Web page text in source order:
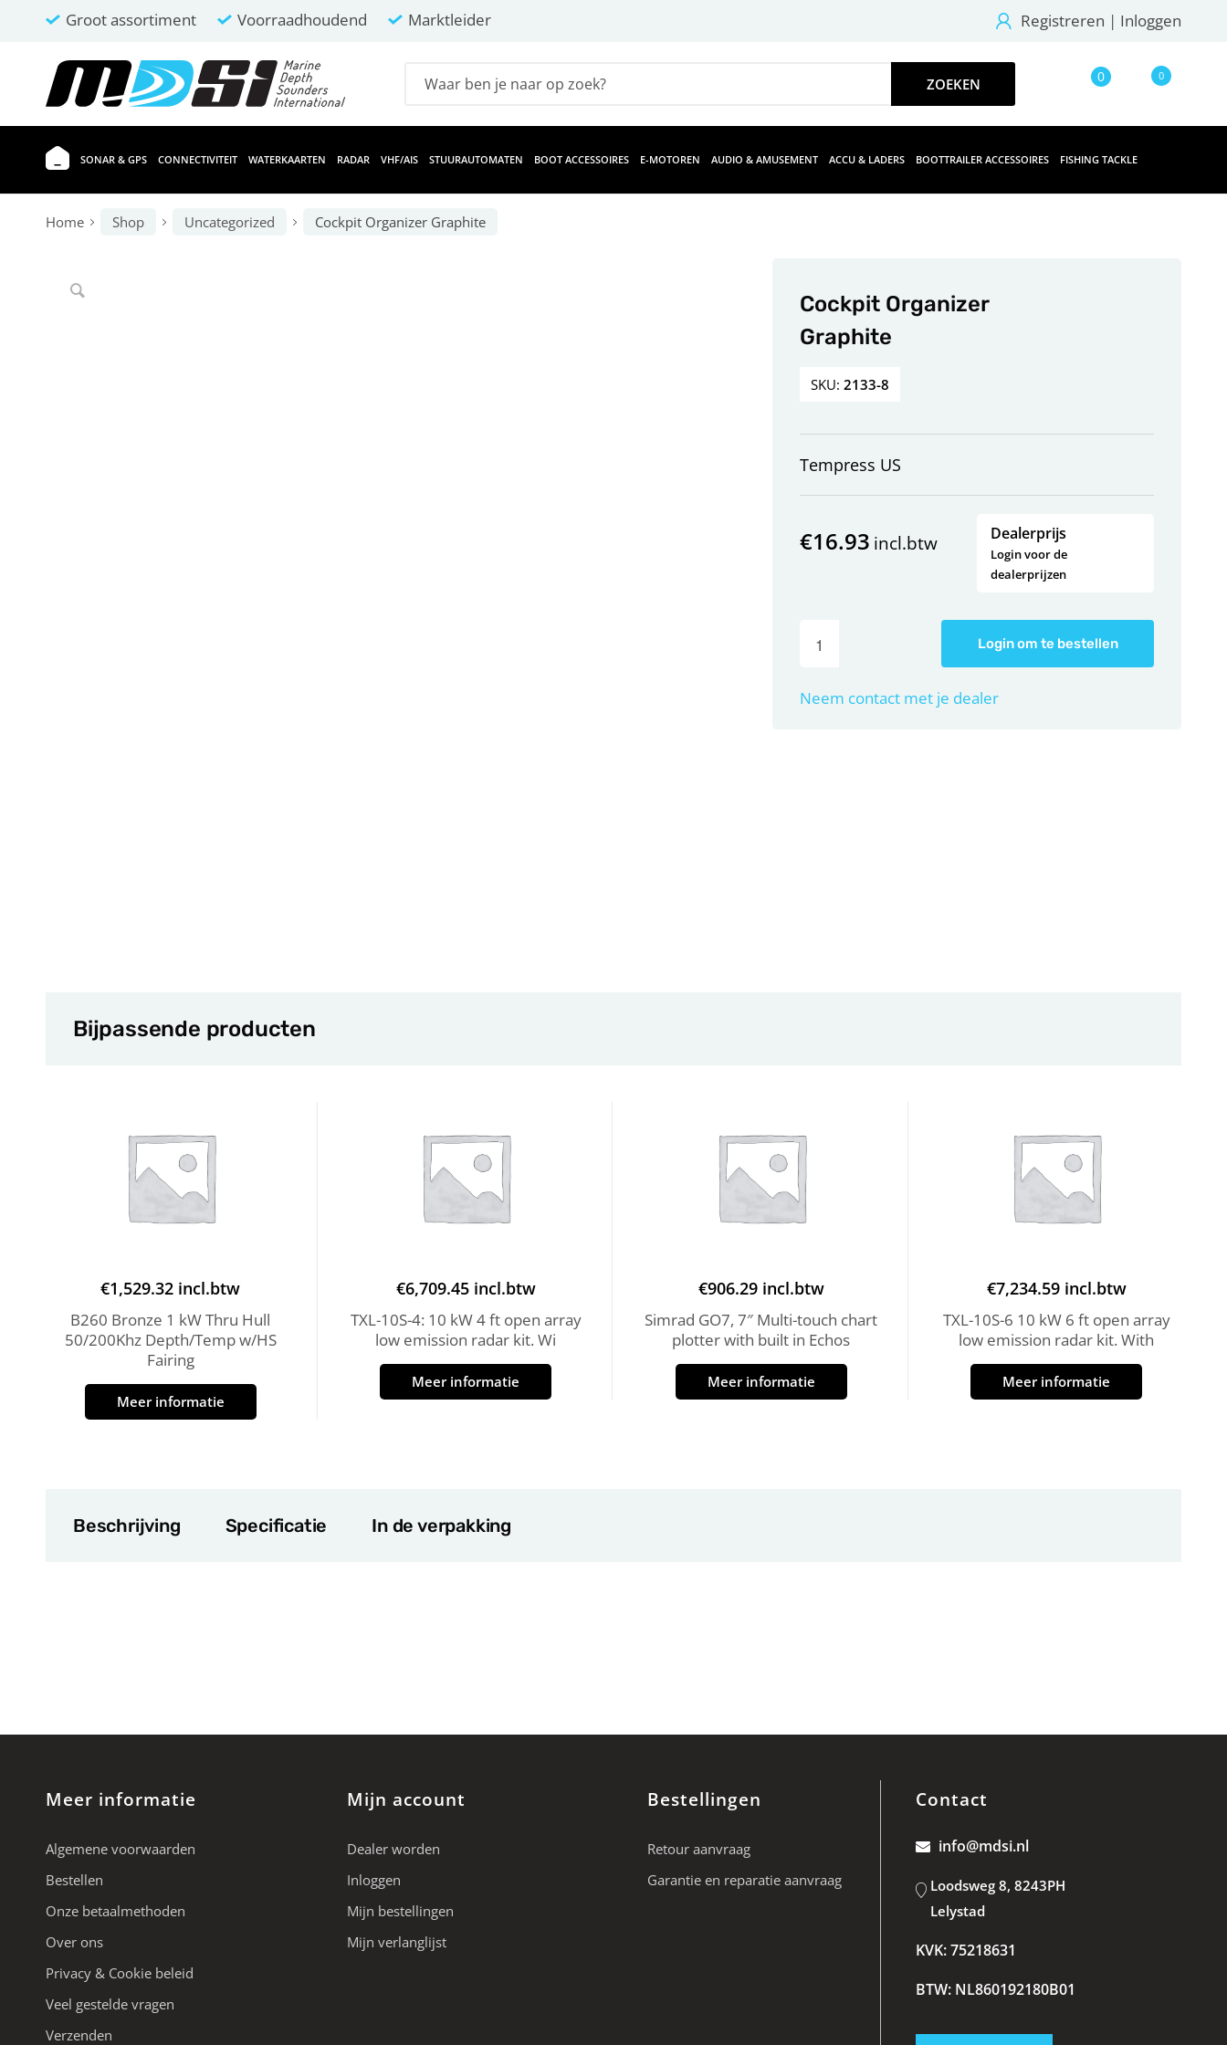
Groot assortiment Voorraadhoudend Marktleider Registreren | Inloggen
0 0
SONAR & GPS CONNECTIVITEIT WATERKAARTEN RADAR VHF/AIS STUURAUTOMATEN BOOT ACCESSOIRES E-MOTOREN AUDIO & AMUSEMENT ACCU & LADERS BOOTTRAILER ACCESSOIRES FISHING TACKLE
Home Shop Uncategorized Cockpit Organizer Graphite
Cockpit Organizer
Graphite
SKU:2133-8
Tempress US
€16.93 incl.btw Dealerprijs
Login voor de
dealerprijzen
Login om te bestellen
Neem contact met je dealer
Bijpassende producten
€1,529.32 incl.btw
B260 Bronze 1 kW Thru Hull
50/200Khz Depth/Temp w/HS
Fairing
Meer informatie
€6,709.45 incl.btw
TXL-10S-4: 10 kW 4 ft open array
low emission radar kit. Wi
Meer informatie
€906.29 incl.btw
Simrad GO7, 7″ Multi-touch chart
plotter with built in Echos
Meer informatie
€7,234.59 incl.btw
TXL-10S-6 10 kW 6 ft open array
low emission radar kit. With
Meer informatie
Beschrijving Specificatie In de verpakking
Meer informatie
Algemene voorwaarden
Bestellen
Onze betaalmethoden
Over ons
Privacy & Cookie beleid
Veel gestelde vragen
Verzenden
Mijn account
Dealer worden
Inloggen
Mijn bestellingen
Mijn verlanglijst
Bestellingen
Retour aanvraag
Garantie en reparatie aanvraag
Contact
info@mdsi.nl
Loodsweg 8, 8243PH
Lelystad
KVK: 75218631
BTW: NL860192180B01